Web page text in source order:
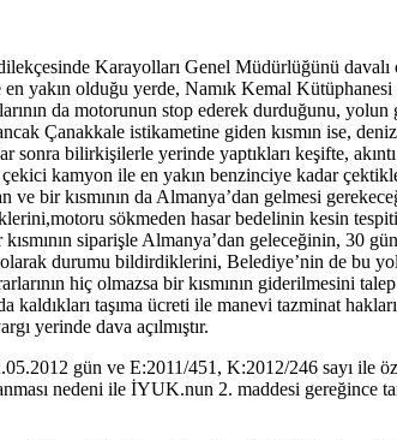
Karayolları Genel Müdürlüğünü
yakın olduğu yerde, Namık Kemal
da motorunun stop ederek durduğunu,
Ça­nakkale istikametine giden kısmın ise,
sonra bilirkişilerle yerinde yaptıkları keşifte,
kamyon ile en yakın benzinciye kadar
ve bir kısmının da Almanya’dan gelmesi
sökmeden hasar bedelinin kesin
siparişle Almanya’dan geleceğinin, 30
durumu bildirdiklerini, Belediye’nin de bu
hiç olmazsa bir kısmının giderilmesini
kaldıkları taşıma ücreti ile manevi tazminat
yerinde dava açılmıştır.
gün ve E:2011/451, K:2012/246 sayı ile
nedeni ile İYUK.nun 2. maddesi gereğince